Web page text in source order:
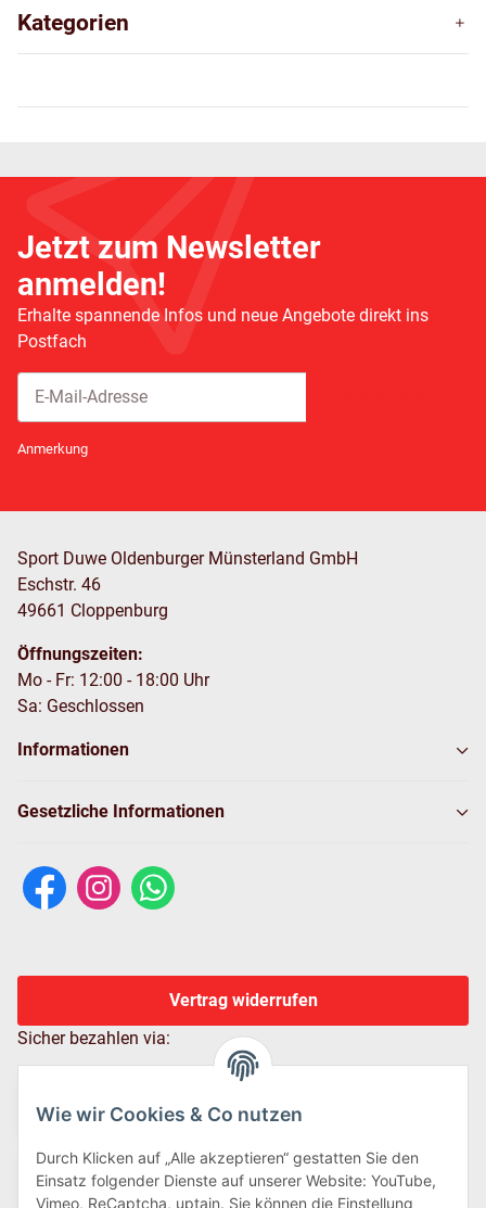
Wie wir Cookies & Co nutzen
Durch Klicken auf „Alle akzeptieren“ gestatten Sie den
Einsatz folgender Dienste auf unserer Website: YouTube,
Vimeo, ReCaptcha, uptain. Sie können die Einstellung
Kategorien
Jetzt zum Newsletter
anmelden!
Erhalte spannende Infos und neue Angebote direkt ins
Postfach
Anmerkung
Sport Duwe Oldenburger Münsterland GmbH
Eschstr. 46
49661 Cloppenburg
Öffnungszeiten:
Mo - Fr: 12:00 - 18:00 Uhr
Sa: Geschlossen
Informationen
Gesetzliche Informationen
Vertrag widerrufen
Sicher bezahlen via: